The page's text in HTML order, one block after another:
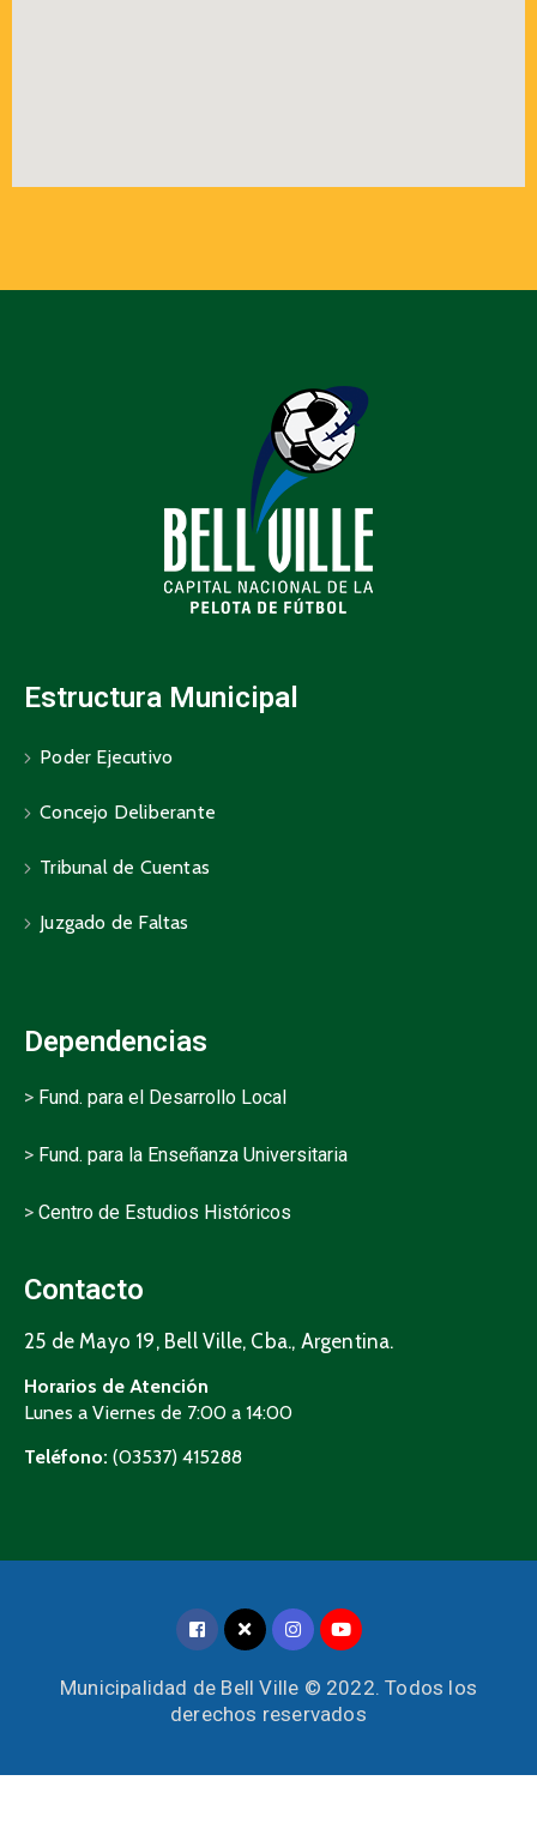
Estructura Municipal
Poder Ejecutivo
Concejo Deliberante
Tribunal de Cuentas
Juzgado de Faltas
Dependencias
> Fund. para el Desarrollo Local
> Fund. para la Enseñanza Universitaria
> Centro de Estudios Históricos
Contacto
25 de Mayo 19, Bell Ville, Cba., Argentina.
Horarios de Atención
Lunes a Viernes de 7:00 a 14:00
Teléfono: (03537) 415288
Municipalidad de Bell Ville © 2022. Todos los
derechos reservados